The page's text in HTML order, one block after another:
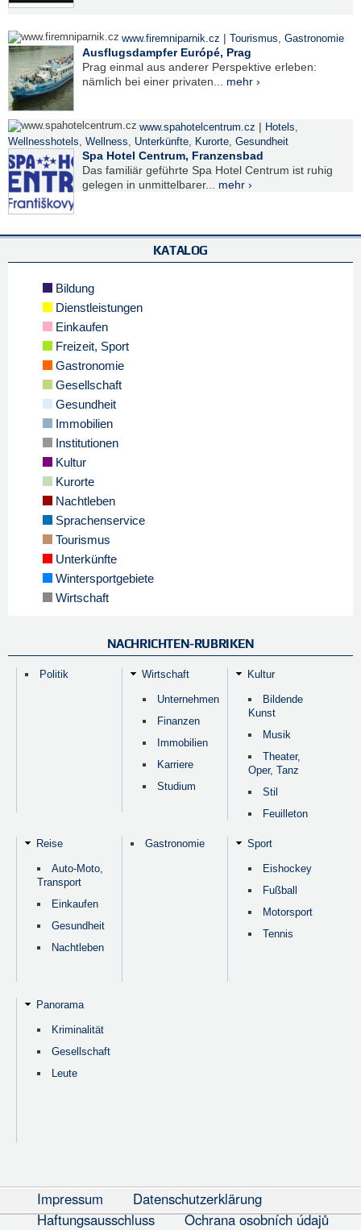
www.firemniparnik.cz | Tourismus Gastronomie
Ausflugsdampfer Európé, Prag
Prag einmal aus anderer Perspektive erleben:
nämlich bei einer privaten... mehr ›
www.spahotelcentrum.cz | Hotels
Wellnesshotels
Wellness Unterkünfte Kurorte Gesundheit
Spa Hotel Centrum, Franzensbad
Das familiär geführte Spa Hotel Centrum ist ruhig
gelegen in unmittelbarer... mehr ›
KATALOG
Bildung
Dienstleistungen
Einkaufen
Freizeit, Sport
Gastronomie
Gesellschaft
Gesundheit
Immobilien
Institutionen
Kultur
Kurorte
Nachtleben
Sprachenservice
Tourismus
Unterkünfte
Wintersportgebiete
Wirtschaft
NACHRICHTEN-RUBRIKEN
Politik Wirtschaft
Unternehmen
Finanzen
Immobilien
Karriere
Studium
Kultur
Bildende
Kunst
Musik
Theater,
Oper, Tanz
Stil
Feuilleton
Reise
Auto-Moto,
Transport
Einkaufen
Gesundheit
Nachtleben
Gastronomie Sport
Eishockey
Fußball
Motorsport
Tennis
Panorama
Kriminalität
Gesellschaft
Leute
Impressum
Datenschutzerklärung
Haftungsausschluss
Ochrana osobních údajů